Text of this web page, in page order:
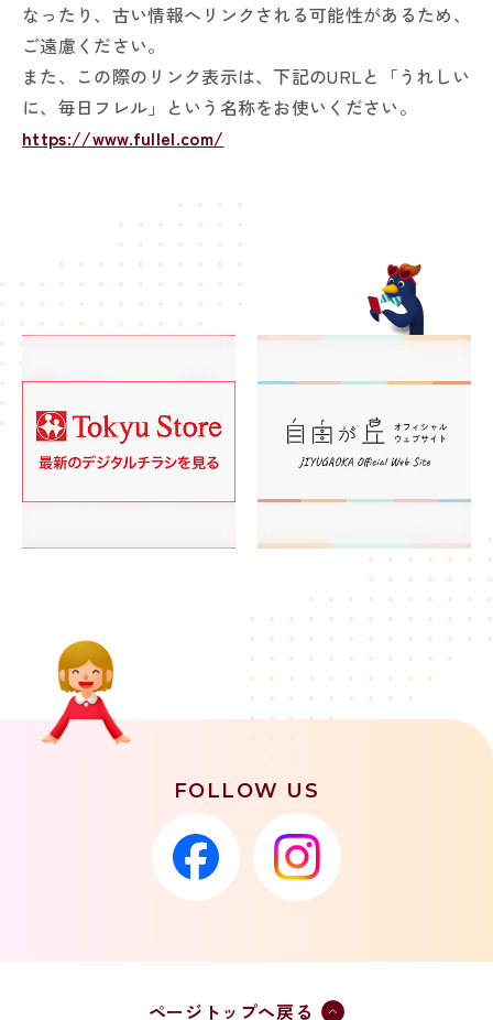
なったり、古い情報へリンクされる可能性があるため、
ご遠慮ください。
また、この際のリンク表示は、下記のURLと「うれしい
に、毎日フレル」という名称をお使いください。
https://www.fullel.com/
FOLLOW US
ページトップへ戻る